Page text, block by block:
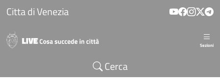
Salta al contenuto principale
Citta di Venezia
Sezioni
Cerca